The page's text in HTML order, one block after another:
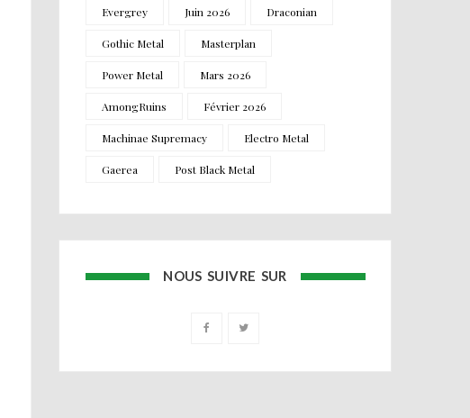
Evergrey Juin 2026 Draconian
Gothic Metal Masterplan
Power Metal Mars 2026
AmongRuins Février 2026
Machinae Supremacy Electro Metal
Gaerea Post Black Metal
NOUS SUIVRE SUR